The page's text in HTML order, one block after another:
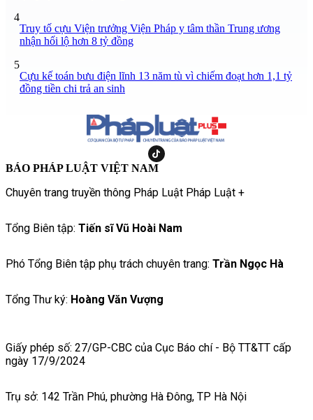
4
Truy tố cựu Viện trưởng Viện Pháp y tâm thần Trung ương
nhận hối lộ hơn 8 tỷ đồng
5
Cựu kế toán bưu điện lĩnh 13 năm tù vì chiếm đoạt hơn 1,1 tỷ
đồng tiền chi trả an sinh
BÁO PHÁP LUẬT VIỆT NAM
Chuyên trang truyền thông Pháp Luật Pháp Luật +
Tổng Biên tập: Tiến sĩ Vũ Hoài Nam
Phó Tổng Biên tập phụ trách chuyên trang: Trần Ngọc Hà
Tổng Thư ký: Hoàng Văn Vượng
Giấy phép số: 27/GP-CBC của Cục Báo chí - Bộ TT&TT cấp
ngày 17/9/2024
Trụ sở: 142 Trần Phú, phường Hà Đông, TP Hà Nội